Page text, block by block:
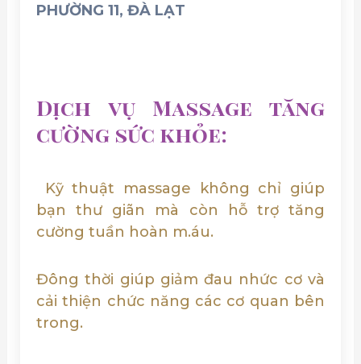
PHƯỜNG 11, ĐÀ LẠT
Dịch vụ Massage tăng
cường sức khỏe:
Kỹ thuật massage không chỉ giúp
bạn thư giãn mà còn hỗ trợ tăng
cường tuần hoàn m.áu.
Đông thời giúp giảm đau nhức cơ và
cải thiện chức năng các cơ quan bên
trong.